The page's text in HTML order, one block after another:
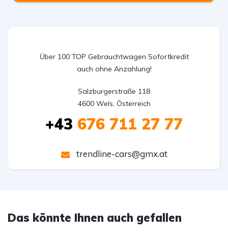
Über 100 TOP Gebrauchtwagen Sofortkredit
auch ohne Anzahlung!
Salzburgerstraße 118
4600 Wels, Österreich
+43 676 711 27 77
trendline-cars@gmx.at
Das könnte Ihnen auch gefallen